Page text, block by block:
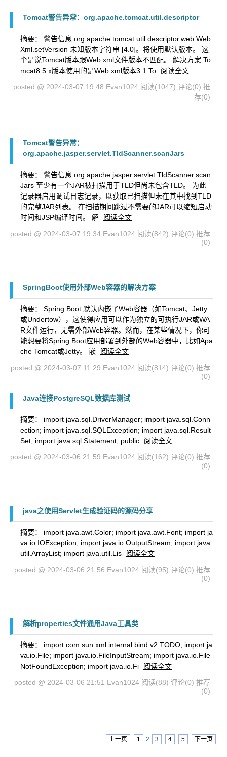
Tomcat警告异常：org.apache.tomcat.util.descriptor
摘要： 警告信息 org.apache.tomcat.util.descriptor.web.Web
Xml.setVersion 未知版本字符串 [4.0]。将使用默认版本。 这
个是说Tomcat版本跟Web.xml文件版本不匹配。 解决方案 To
mcat8.5.x版本使用的是Web.xml版本3.1 To
阅读全文
posted @ 2024-03-07 19:48 Evan1024 阅读(1047) 评论(0) 推
荐(0)
Tomcat警告异常：
org.apache.jasper.servlet.TldScanner.scanJars
摘要： 警告信息 org.apache.jasper.servlet.TldScanner.scan
Jars 至少有一个JAR被扫描用于TLD但尚未包含TLD。 为此
记录器启用调试日志记录，以获取已扫描但未在其中找到TLD
的完整JAR列表。 在扫描期间跳过不需要的JAR可以缩短启动
时间和JSP编译时间。 解
阅读全文
posted @ 2024-03-07 19:34 Evan1024 阅读(842) 评论(0) 推荐
(0)
SpringBoot使用外部Web容器的解决方案
摘要： Spring Boot 默认内嵌了Web容器（如Tomcat、Jetty
或Undertow），这使得应用可以作为独立的可执行JAR或WA
R文件运行，无需外部Web容器。然而，在某些情况下，你可
能想要将Spring Boot应用部署到外部的Web容器中，比如Apa
che Tomcat或Jetty。 嵌
阅读全文
posted @ 2024-03-07 11:29 Evan1024 阅读(814) 评论(0) 推荐
(0)
Java连接PostgreSQL数据库测试
摘要： import java.sql.DriverManager; import java.sql.Conn
ection; import java.sql.SQLException; import java.sql.Result
Set; import java.sql.Statement; public
阅读全文
posted @ 2024-03-06 21:59 Evan1024 阅读(162) 评论(0) 推荐
(0)
java之使用Servlet生成验证码的源码分享
摘要： import java.awt.Color; import java.awt.Font; import ja
va.io.IOException; import java.io.OutputStream; import java.
util.ArrayList; import java.util.Lis
阅读全文
posted @ 2024-03-06 21:56 Evan1024 阅读(95) 评论(0) 推荐
(0)
解析properties文件通用Java工具类
摘要： import com.sun.xml.internal.bind.v2.TODO; import ja
va.io.File; import java.io.FileInputStream; import java.io.File
NotFoundException; import java.io.Fi
阅读全文
posted @ 2024-03-06 21:51 Evan1024 阅读(88) 评论(0) 推荐
(0)
上一页 1 2 3 4 5 下一页